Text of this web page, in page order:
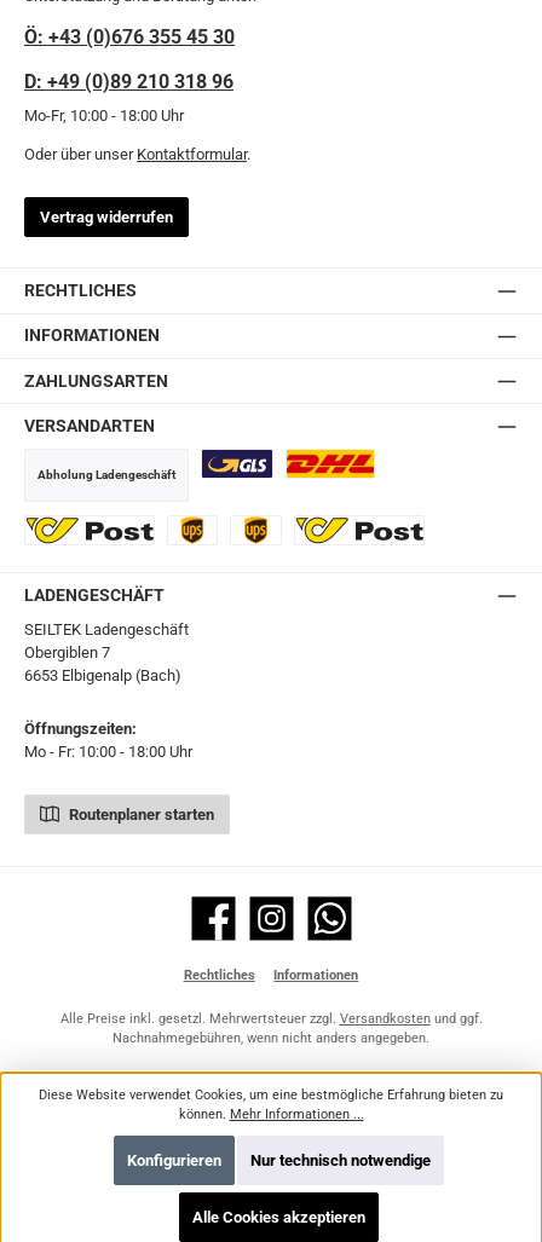
Ö: +43 (0)676 355 45 30
D: +49 (0)89 210 318 96
Mo-Fr, 10:00 - 18:00 Uhr
Oder über unser Kontaktformular.
Vertrag widerrufen
RECHTLICHES
INFORMATIONEN
ZAHLUNGSARTEN
VERSANDARTEN
Abholung Ladengeschäft
LADENGESCHÄFT
SEILTEK Ladengeschäft
Obergiblen 7
6653 Elbigenalp (Bach)
Öffnungszeiten:
Mo - Fr: 10:00 - 18:00 Uhr
Routenplaner starten
Facebook Instagram WhatsApp
Rechtliches Informationen
Alle Preise inkl. gesetzl. Mehrwertsteuer zzgl. Versandkostenund ggf.
Nachnahmegebühren, wenn nicht anders angegeben.
Diese Website verwendet Cookies, um eine bestmögliche Erfahrung bieten zu
können. Mehr Informationen ...
Nur technisch notwendige
Konfigurieren
Alle Cookies akzeptieren